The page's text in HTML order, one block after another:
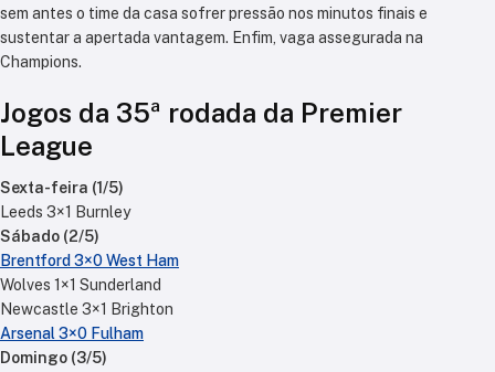
sem antes o time da casa sofrer pressão nos minutos finais e
sustentar a apertada vantagem. Enfim, vaga assegurada na
Champions.
Jogos da 35ª rodada da Premier
League
Sexta-feira (1/5)
Leeds 3×1 Burnley
Sábado (2/5)
Brentford 3×0 West Ham
Wolves 1×1 Sunderland
Newcastle 3×1 Brighton
Arsenal 3×0 Fulham
Domingo (3/5)